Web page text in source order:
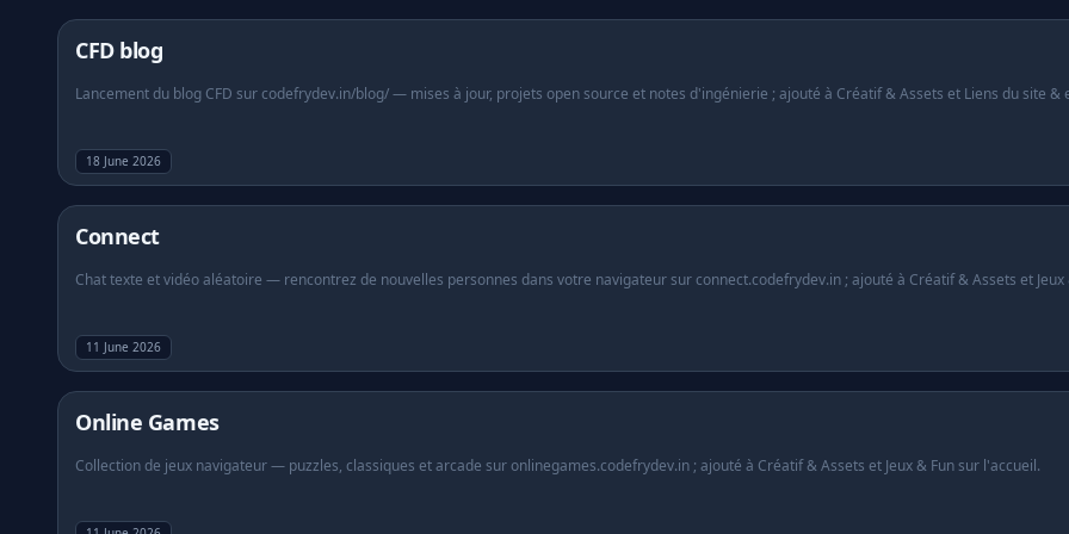
CFD blog(s'ouvre dans un nouvel onglet)
Lancement du blog CFD sur codefrydev.in/blog/ — mises à jour, projets open source et notes d'ingénierie ; ajouté à Créatif & Assets et Liens du site &
18 June 2026
Connect(s'ouvre dans un nouvel onglet)
Chat texte et vidéo aléatoire — rencontrez de nouvelles personnes dans votre navigateur sur connect.codefrydev.in ; ajouté à Créatif & Assets et Jeux
11 June 2026
Online Games(s'ouvre dans un nouvel onglet)
Collection de jeux navigateur — puzzles, classiques et arcade sur onlinegames.codefrydev.in ; ajouté à Créatif & Assets et Jeux & Fun sur l'accueil.